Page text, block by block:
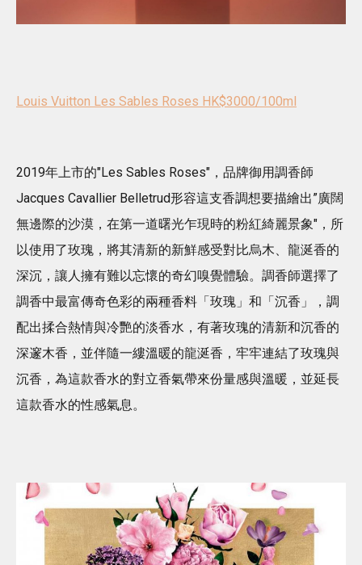
Louis Vuitton Les Sables Roses HK$3000/100ml
2019年上市的"Les Sables Roses"，品牌御用調香師
Jacques Cavallier Belletrud形容這支香調想要描繪出”廣闊
無邊際的沙漠，在第一道曙光乍現時的粉紅綺麗景象"，所
以使用了玫瑰，將其清新的新鮮感受對比烏木、龍涎香的
深沉，讓人擁有難以忘懷的奇幻嗅覺體驗。調香師選擇了
調香中最富傳奇色彩的兩種香料「玫瑰」和「沉香」，調
配出揉合熱情與冷艷的淡香水，有著玫瑰的清新和沉香的
深邃木香，並伴隨一縷溫暖的龍涎香，牢牢連結了玫瑰與
沉香，為這款香水的對立香氣帶來份量感與溫暖，並延長
這款香水的性感氣息。